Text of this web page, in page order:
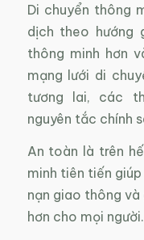
Di chuyển thông
dịch theo hướng
thông minh hơn
mạng lưới di
tương lai, các
nguyên tắc chính
An toàn là trên
minh tiên tiến
nạn giao thông
hơn cho mọi người.